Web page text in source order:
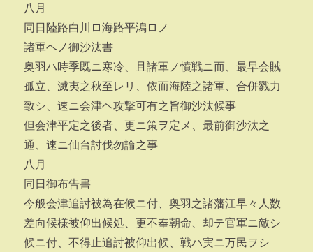
八月
同日陸路白川ロ海路平潟ロノ
諸軍ヘノ御沙汰書
奥羽ハ時季既ニ寒冷、且諸軍ノ憤戦ニ而、最早会賊
孤立、滅夷之秋至レリ、依而海陸之諸軍、合併戮力
致シ、速ニ会津ヘ攻撃可有之旨御沙汰候事
但会津平定之後者、更ニ策ヲ定メ、最前御沙汰之
通、速ニ仙台討伐勿論之事
八月
同日御布告書
今般会津追討被為在候ニ付、奥羽之諸藩江早々人数
差向候様被仰出候処、更不奉朝命、却テ官軍ニ敵シ
候ニ付、不得止追討被仰出候、戦ハ実ニ万民ヲシ